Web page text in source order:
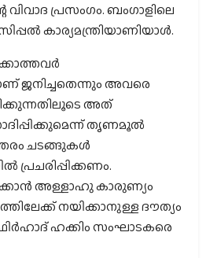
വിവാദ പ്രസംഗം. ബംഗാളിലെ
കാര്യമന്ത്രിയാണിയാള്‍.
ജനിച്ചതെന്നും അവരെ
അത്
തൃണമൂല്‍
ചടങ്ങുകള്‍
പ്രചരിപ്പിക്കണം.
അള്ളാഹു കാരുണ്യം
നയിക്കാനുള്ള ദൗത്യം
ഹക്കിം സംഘാടകരെ